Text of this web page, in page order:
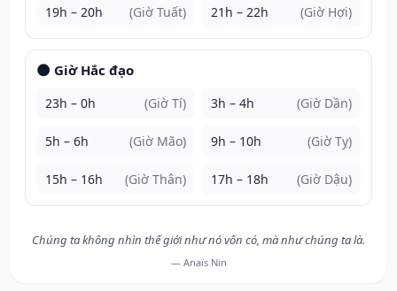
19h – 20h (Giờ Tuất) 21h – 22h (Giờ Hợi)
🌑 Giờ Hắc đạo
23h – 0h (Giờ Tí) 3h – 4h (Giờ Dần)
5h – 6h (Giờ Mão) 9h – 10h (Giờ Tỵ)
15h – 16h (Giờ Thân) 17h – 18h (Giờ Dậu)
Chúng ta không nhìn thế giới như nó vốn có, mà như chúng ta là.
— Anaïs Nin